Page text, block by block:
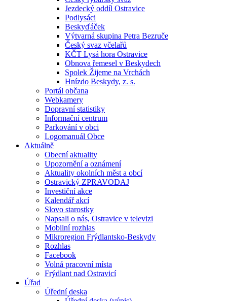
Jezdecký oddíl Ostravice
Podlysáci
Beskyďáček
Výtvarná skupina Petra Bezruče
Český svaz včelařů
KČT Lysá hora Ostravice
Obnova řemesel v Beskydech
Spolek Žijeme na Vrchách
Hnízdo Beskydy, z. s.
Portál občana
Webkamery
Dopravní statistiky
Informační centrum
Parkování v obci
Logomanuál Obce
Aktuálně
Obecní aktuality
Upozornění a oznámení
Aktuality okolních měst a obcí
Ostravický ZPRAVODAJ
Investiční akce
Kalendář akcí
Slovo starostky
Napsali o nás, Ostravice v televizi
Mobilní rozhlas
Mikroregion Frýdlantsko-Beskydy
Rozhlas
Facebook
Volná pracovní místa
Frýdlant nad Ostravicí
Úřad
Úřední deska